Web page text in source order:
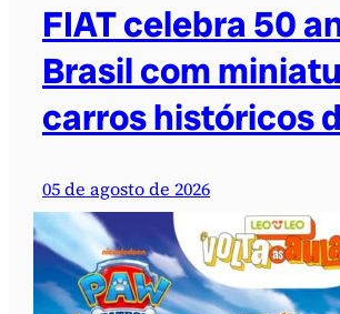
FIAT celebra 50
Brasil com
carros históricos
05 de agosto de 2026